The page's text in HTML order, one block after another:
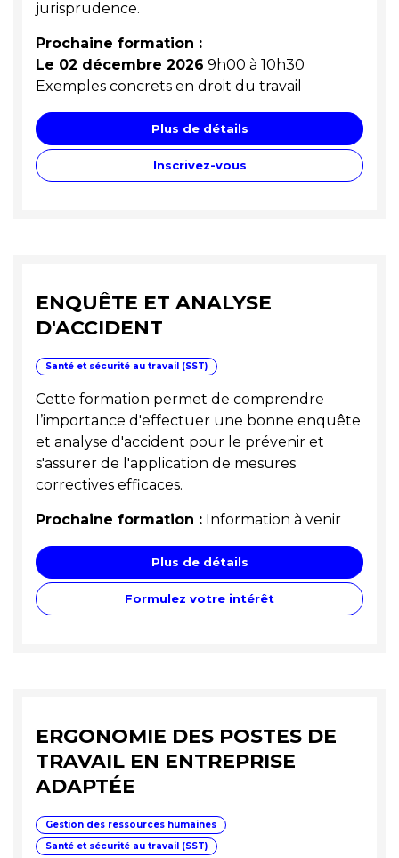
jurisprudence.
Prochaine formation :
Le 02 décembre 2026 9h00 à 10h30
Exemples concrets en droit du travail
Plus de détails
Inscrivez-vous
ENQUÊTE ET ANALYSE
D'ACCIDENT
Santé et sécurité au travail (SST)
Cette formation permet de comprendre
l’importance d'effectuer une bonne enquête
et analyse d'accident pour le prévenir et
s'assurer de l'application de mesures
correctives efficaces.
Prochaine formation : Information à venir
Plus de détails
Formulez votre intérêt
ERGONOMIE DES POSTES DE
TRAVAIL EN ENTREPRISE
ADAPTÉE
Gestion des ressources humaines
Santé et sécurité au travail (SST)